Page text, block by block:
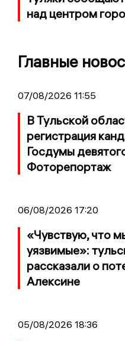
над центром
Главные
07/08/2026 11:55
В Тульской
регистрация
Госдумы
Фоторепортаж
06/08/2026 17:20
«Чувствую, что
уязвимые»:
рассказали о
Алексине
05/08/2026 18:36